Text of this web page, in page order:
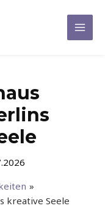
Main
kreative Seele